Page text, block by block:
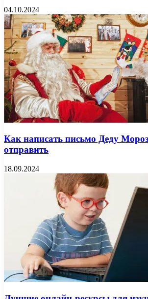
04.10.2024
Как написать письмо Деду
отправить
18.09.2024